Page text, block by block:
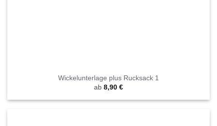
Wickelunterlage plus Rucksack 1
ab 8,90 €